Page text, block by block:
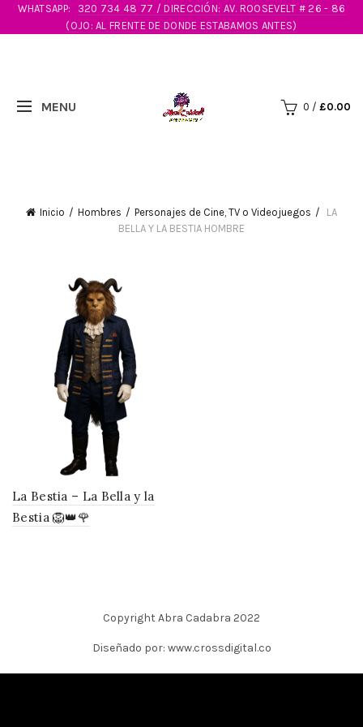
WHATSAPP:
320 734 48 77 / DIRECCIÓN: AV. ROOSEVELT # 26 - 86
(OJO: AL FRENTE DE DONDE ESTABAMOS ANTES)
0 / £0.00
Inicio Hombres Personajes de Cine, TV o Videojuegos
LA
BELLA Y LA BESTIA HOMBRE
La Bestia – La Bella y la
Bestia 🦁👑🌹
Copyright Abra Cadabra 2022
Diseñado por: www.crossdigital.co